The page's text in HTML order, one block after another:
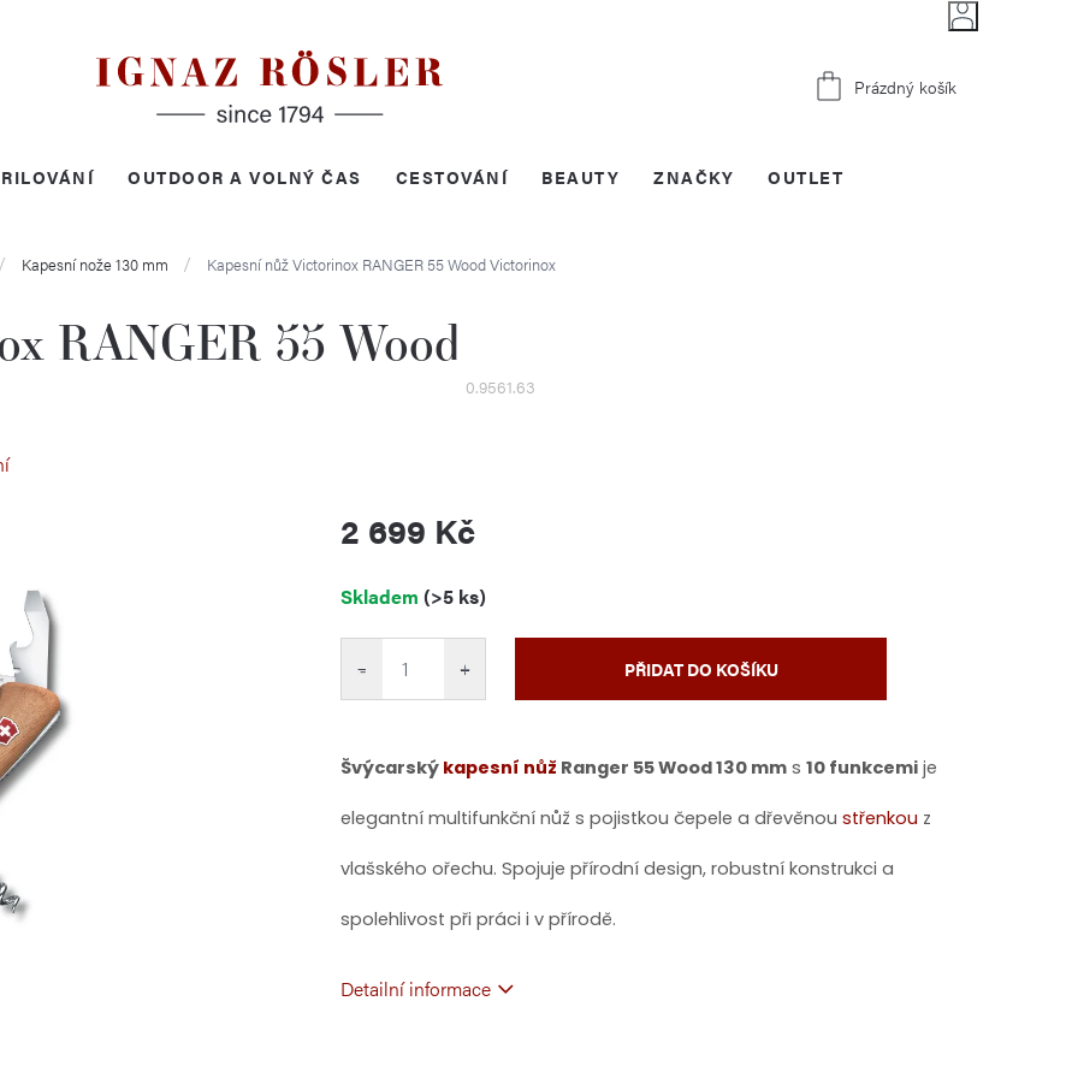
Nákupní
Prázdný košík
OUTDOOR A VOLNÝ ČAS CESTOVÁNÍ BEAUTY OUTLET
ZNAČKY
Kapesní nože 130 mm Kapesní nůž Victorinox RANGER 55 WoodVictorinox
RANGER 55 Wood
0.9561.63
2 699 Kč
cena:
Skladem (>5 ks)
+
− PŘIDAT DO KOŠÍKU
Švýcarský kapesní nůž Ranger 55 Wood 130 mm s 10 funkcemi je
elegantní multifunkční nůž s pojistkou čepele a dřevěnou střenkou z
vlašského ořechu. Spojuje přírodní design, robustní konstrukci a
spolehlivost při práci i v přírodě.
Detailní informace